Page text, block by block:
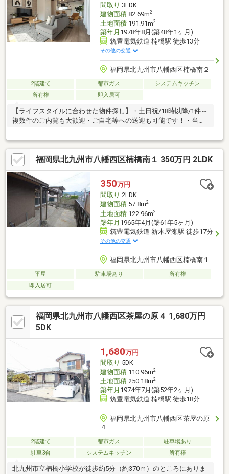
間取り 3LDK
建物面積82.69m2
土地面積191.91m2
築年月 1978年8月(築48年1ヶ月)
筑豊電気鉄道 楠橋駅 徒歩13分
その他の交通
福岡県北九州市八幡西区楠橋南２
2階建て 都市ガス
システムキッチン
所有権
即入居可
【ライフスタイルに合わせた物件探し】・土日祝/18時以降/1件～
複数件のご内覧も大歓迎・ご自宅等への送迎も可能です！・当社
福岡県北九州市八幡西区楠橋南１ 350万円 2LDK
350万円
間取り 2LDK
建物面積57.8m2
土地面積122.96m2
築年月 1965年4月(築61年5ヶ月)
筑豊電気鉄道 新木屋瀬駅 徒歩17分
その他の交通
福岡県北九州市八幡西区楠橋南１
平屋 駐車場あり
所有権
即入居可
福岡県北九州市八幡西区茶屋の原４ 1,680万円
5DK
1,680万円
間取り 5DK
建物面積110.96m2
土地面積250.18m2
築年月 1974年7月(築52年2ヶ月)
筑豊電気鉄道 楠橋駅 徒歩18分
福岡県北九州市八幡西区茶屋の原
４
2階建て 都市ガス
駐車場あり
駐車3台
システムキッチン 所有権
北九州市立楠橋小学校が徒歩約5分（約370ｍ）のところにありま